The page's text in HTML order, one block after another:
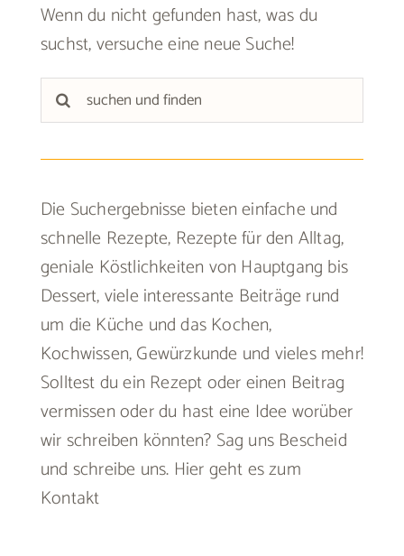
Wenn du nicht gefunden hast, was du
suchst, versuche eine neue Suche!
Suche
nach:
Die Suchergebnisse bieten einfache und
schnelle Rezepte, Rezepte für den Alltag,
geniale Köstlichkeiten von Hauptgang bis
Dessert, viele interessante Beiträge rund
um die Küche und das Kochen,
Kochwissen, Gewürzkunde und vieles mehr!
Solltest du ein Rezept oder einen Beitrag
vermissen oder du hast eine Idee worüber
wir schreiben könnten? Sag uns Bescheid
und schreibe uns. Hier geht es zum
Kontakt